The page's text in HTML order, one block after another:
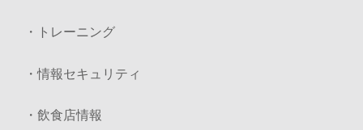
・トレーニング
・情報セキュリティ
・飲食店情報